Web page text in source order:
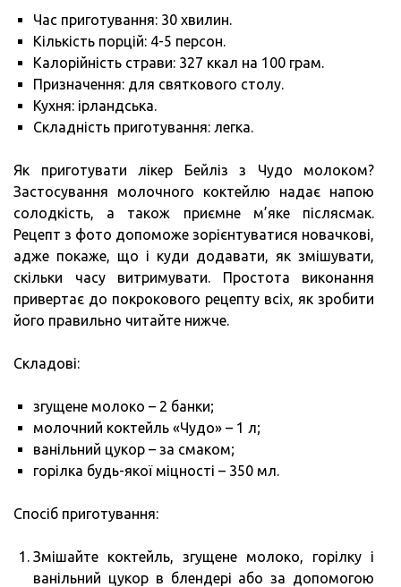
Час приготування: 30 хвилин.
Кількість порцій: 4-5 персон.
Калорійність страви: 327 ккал на 100 грам.
Призначення: для святкового столу.
Кухня: ірландська.
Складність приготування: легка.
Як приготувати лікер Бейліз з Чудо молоком?
Застосування молочного коктейлю надає напою
солодкість, а також приємне м’яке післясмак.
Рецепт з фото допоможе зорієнтуватися новачкові,
адже покаже, що і куди додавати, як змішувати,
скільки часу витримувати. Простота виконання
привертає до покрокового рецепту всіх, як зробити
його правильно читайте нижче.
Складові:
згущене молоко – 2 банки;
молочний коктейль «Чудо» – 1 л;
ванільний цукор – за смаком;
горілка будь-якої міцності – 350 мл.
Спосіб приготування:
Змішайте коктейль, згущене молоко, горілку і
ванільний цукор в блендері або за допомогою